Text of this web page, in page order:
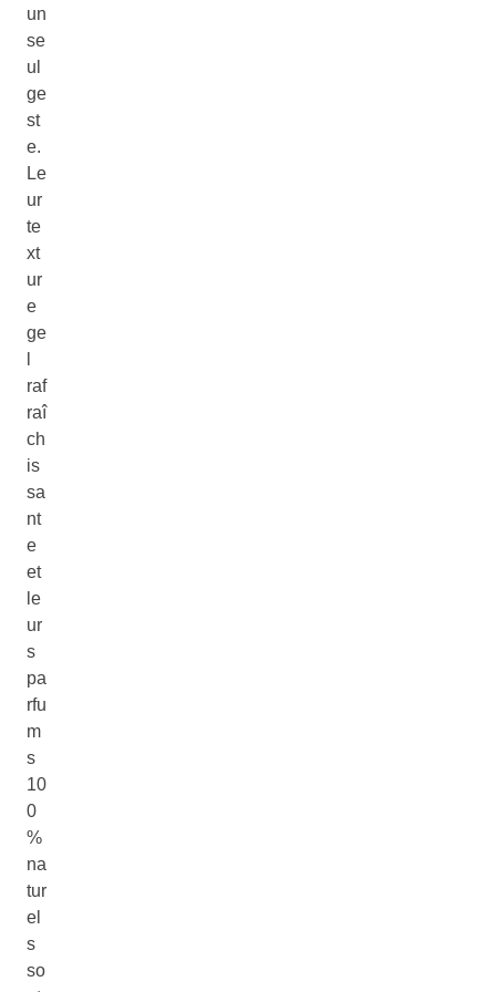
un
se
ul
ge
st
e.
Le
ur
te
xt
ur
e
ge
raf
raî
ch
is
sa
nt
e
et
le
ur
s
pa
rfu
m
s
10
0
%
na
tur
el
s
so